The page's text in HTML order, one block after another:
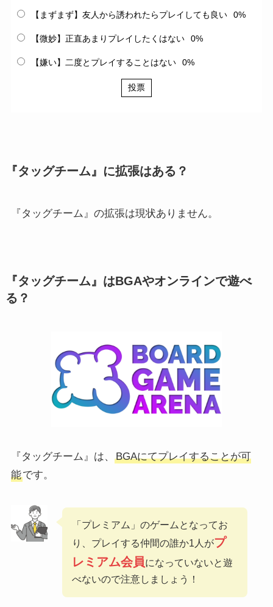
【まずまず】友人から誘われたらプレイしても良い 0%
【微妙】正直あまりプレイしたくはない 0%
【嫌い】二度とプレイすることはない 0%
投票
『タッグチーム』に拡張はある？
『タッグチーム』の拡張は現状ありません。
『タッグチーム』はBGAやオンラインで遊べ
る？
『タッグチーム』は、
BGAにてプレイすることが可
能です。
「プレミアム」のゲームとなってお
り、プレイする仲間の誰か1人がプ
レミアム会員になっていないと遊
べないので注意しましょう！